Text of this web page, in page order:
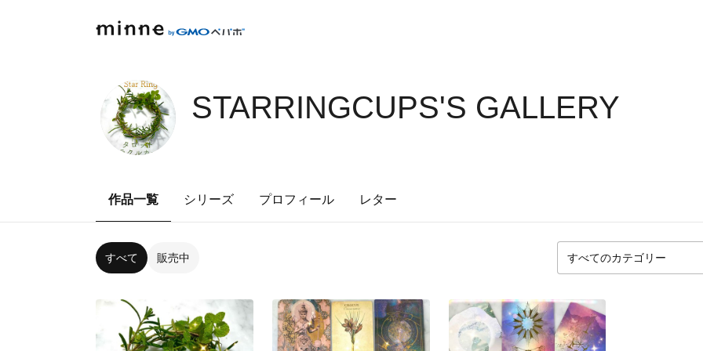
STARRINGCUPS'S GALLERY
作品一覧 シリーズ プロフィール レター
すべて 販売中